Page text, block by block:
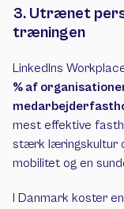
3. Utrænet
træningen
LinkedIns
% af
mest effektive
stærk læringskultur
mobilitet og en
I Danmark koster